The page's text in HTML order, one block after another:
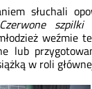
słuchali
szpilki
weźmie
lub
w roli